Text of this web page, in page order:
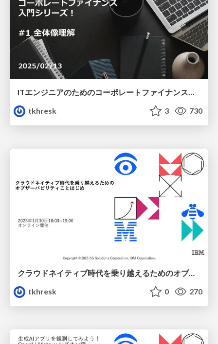
tkhresk
3 730
クラウドネイティブ時代を乗り越えるためのオブザーバビリティ(可観測性)ことはじめ_CloudNative-Observability
tkhresk
0 270